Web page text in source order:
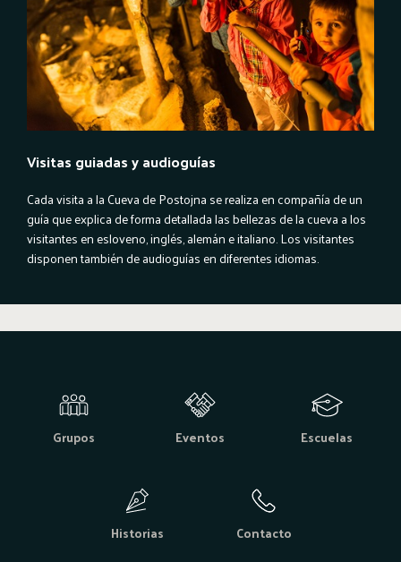
Visitas guiadas y audioguías
Cada visita a la Cueva de Postojna se realiza en compañía de un
guía que explica de forma detallada las bellezas de la cueva a los
visitantes en esloveno, inglés, alemán e italiano. Los visitantes
disponen también de audioguías en diferentes idiomas.
Grupos Eventos Escuelas
Historias Contacto